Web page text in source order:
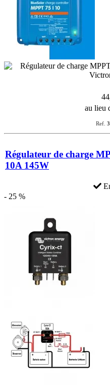
au lieu
Ref.
Régulateur de charge
10A 145W
- 25 %